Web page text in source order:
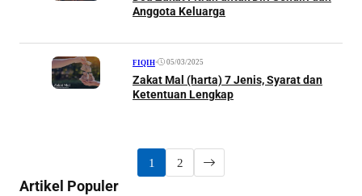
Anggota Keluarga
FIQIH• 05/03/2025
Zakat Mal (harta) 7 Jenis, Syarat dan
Ketentuan Lengkap
1 2
Artikel Populer